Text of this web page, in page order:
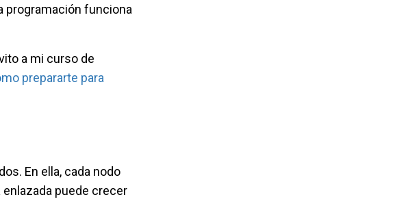
programación funciona
a mi curso de
prepararte para
En ella, cada nodo
puede crecer